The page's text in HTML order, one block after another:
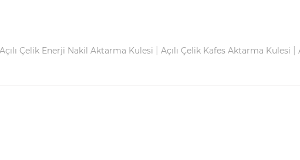
Açılı Çelik Enerji Nakil Aktarma Kulesi Açılı Çelik Kafes Aktarma Kulesi